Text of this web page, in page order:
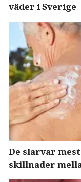
väder i Sverige
De slarvar
skillnader